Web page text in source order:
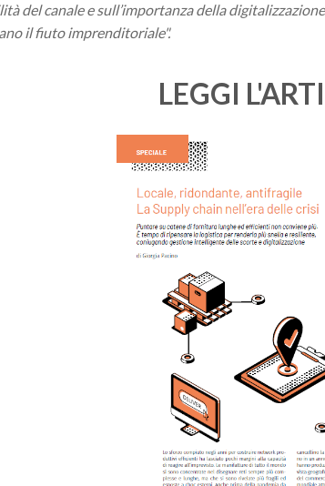
del canale e sull’importanza della
il fiuto imprenditoriale".
LEGGI